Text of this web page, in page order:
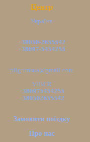
Центр
Україна
+38050-2655542
+38097-5454255
pilgrimsua@gmail.com
VIBER
+380975454255
+380502655542
Замовити поїздку
Про нас